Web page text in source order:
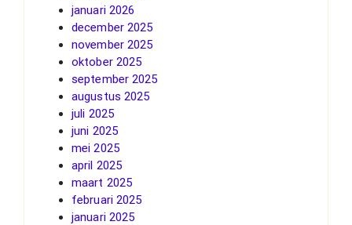
januari 2026
december 2025
november 2025
oktober 2025
september 2025
augustus 2025
juli 2025
juni 2025
mei 2025
april 2025
maart 2025
februari 2025
januari 2025